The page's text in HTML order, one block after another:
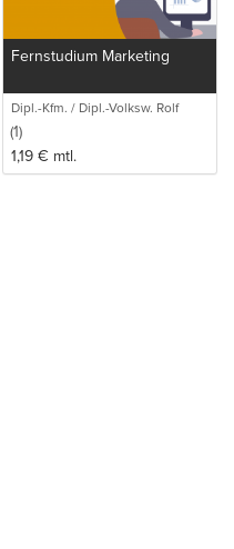
Fernstudium Marketing
Dipl.-Kfm. / Dipl.-Volksw. Rolf
Stahlberger
(1)
1,19 € mtl.